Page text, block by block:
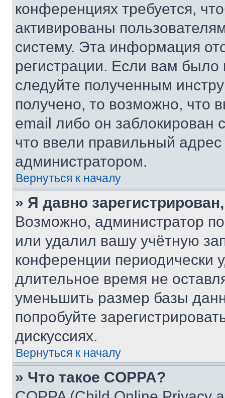
конференциях требуется,
активированы
систему. Эта информация
регистрации. Если вам
следуйте полученным
получено, то возможно, что
email либо он
что ввели правильный адрес
администратором.
Вернуться к началу
» Я давно
Возможно, администратор
или удалил вашу учётную
конференции периодически
длительное время не
уменьшить размер базы
попробуйте
дискуссиях.
Вернуться к началу
» Что такое COPPA?